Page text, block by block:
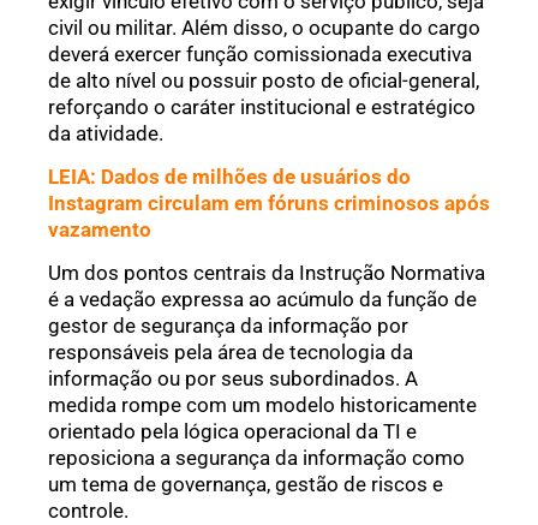
civil ou militar. Além disso, o ocupante do cargo
deverá exercer função comissionada executiva
de alto nível ou possuir posto de oficial-general,
reforçando o caráter institucional e estratégico
da atividade.
LEIA: Dados de milhões de usuários do
Instagram circulam em fóruns criminosos após
vazamento
Um dos pontos centrais da Instrução Normativa
é a vedação expressa ao acúmulo da função de
gestor de segurança da informação por
responsáveis pela área de tecnologia da
informação ou por seus subordinados. A
medida rompe com um modelo historicamente
orientado pela lógica operacional da TI e
reposiciona a segurança da informação como
um tema de governança, gestão de riscos e
controle.